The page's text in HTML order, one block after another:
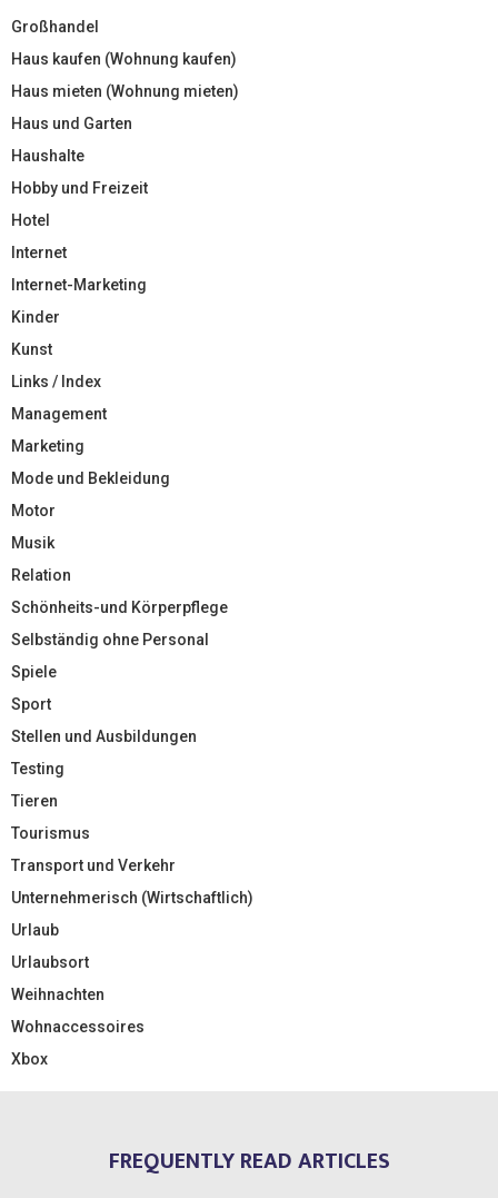
Großhandel
Haus kaufen (Wohnung kaufen)
Haus mieten (Wohnung mieten)
Haus und Garten
Haushalte
Hobby und Freizeit
Hotel
Internet
Internet-Marketing
Kinder
Kunst
Links / Index
Management
Marketing
Mode und Bekleidung
Motor
Musik
Relation
Schönheits-und Körperpflege
Selbständig ohne Personal
Spiele
Sport
Stellen und Ausbildungen
Testing
Tieren
Tourismus
Transport und Verkehr
Unternehmerisch (Wirtschaftlich)
Urlaub
Urlaubsort
Weihnachten
Wohnaccessoires
Xbox
FREQUENTLY READ ARTICLES